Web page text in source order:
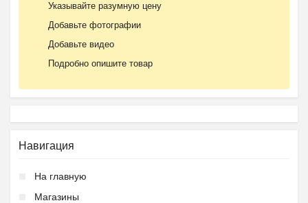
Ещё 2 фото
37 000Пятигорск
Указывайте разумную цену
Добавьте фотографии
Добавьте видео
Подробно опишите товар
Навигация
На главную
Магазины